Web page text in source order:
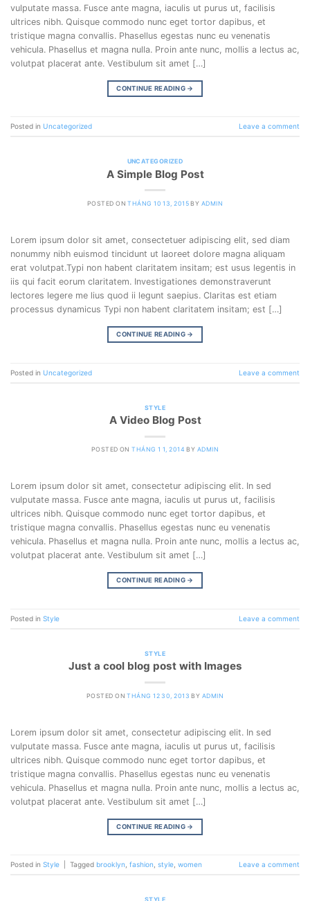
vulputate massa. Fusce ante magna, iaculis ut purus ut, facilisis
ultrices nibh. Quisque commodo nunc eget tortor dapibus, et
tristique magna convallis. Phasellus egestas nunc eu venenatis
vehicula. Phasellus et magna nulla. Proin ante nunc, mollis a lectus ac,
volutpat placerat ante. Vestibulum sit amet […]
CONTINUE READING →
Posted in Uncategorized Leave a comment
UNCATEGORIZED
A Simple Blog Post
POSTED ONTHÁNG 10 13, 2015BY ADMIN
Lorem ipsum dolor sit amet, consectetuer adipiscing elit, sed diam
nonummy nibh euismod tincidunt ut laoreet dolore magna aliquam
erat volutpat.Typi non habent claritatem insitam; est usus legentis in
iis qui facit eorum claritatem. Investigationes demonstraverunt
lectores legere me lius quod ii legunt saepius. Claritas est etiam
processus dynamicus Typi non habent claritatem insitam; est […]
CONTINUE READING →
Posted in Uncategorized Leave a comment
STYLE
A Video Blog Post
POSTED ONTHÁNG 1 1, 2014 BY ADMIN
Lorem ipsum dolor sit amet, consectetur adipiscing elit. In sed
vulputate massa. Fusce ante magna, iaculis ut purus ut, facilisis
ultrices nibh. Quisque commodo nunc eget tortor dapibus, et
tristique magna convallis. Phasellus egestas nunc eu venenatis
vehicula. Phasellus et magna nulla. Proin ante nunc, mollis a lectus ac,
volutpat placerat ante. Vestibulum sit amet […]
CONTINUE READING →
Posted in Style Leave a comment
STYLE
Just a cool blog post with Images
POSTED ONTHÁNG 12 30, 2013 BY ADMIN
Lorem ipsum dolor sit amet, consectetur adipiscing elit. In sed
vulputate massa. Fusce ante magna, iaculis ut purus ut, facilisis
ultrices nibh. Quisque commodo nunc eget tortor dapibus, et
tristique magna convallis. Phasellus egestas nunc eu venenatis
vehicula. Phasellus et magna nulla. Proin ante nunc, mollis a lectus ac,
volutpat placerat ante. Vestibulum sit amet […]
CONTINUE READING →
Posted in Style Tagged brooklyn fashion style women Leave a comment
STYLE